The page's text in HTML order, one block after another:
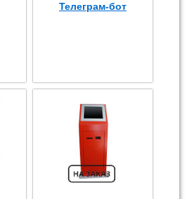
Телеграм-бот